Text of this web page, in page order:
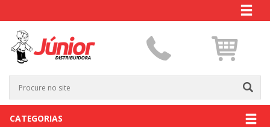
CATEGORIAS